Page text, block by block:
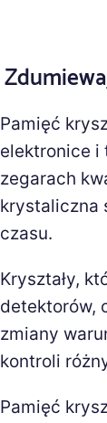
Pamięć
elektronice i
zegarach
krystaliczna
czasu.
Kryształy,
detektorów,
zmiany
kontroli
Pamięć